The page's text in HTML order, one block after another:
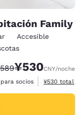
Family
Accesible
tachado:
Precio con
¥530CNY/noche
socios
Ver detalles
¥530 total